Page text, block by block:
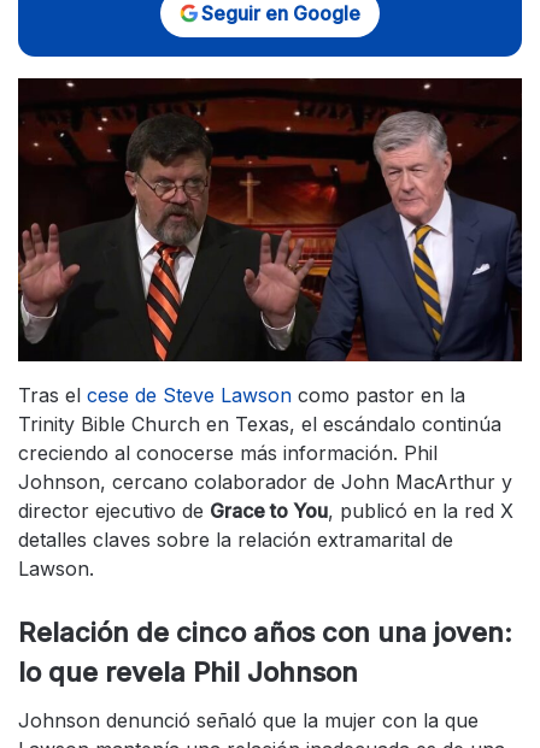
Seguir en Google
Tras el cese de Steve Lawson como pastor en la
Trinity Bible Church en Texas, el escándalo continúa
creciendo al conocerse más información. Phil
Johnson, cercano colaborador de John MacArthur y
director ejecutivo de Grace to You, publicó en la red X
detalles claves sobre la relación extramarital de
Lawson.
Relación de cinco años con una joven:
lo que revela Phil Johnson
Johnson denunció señaló que la mujer con la que